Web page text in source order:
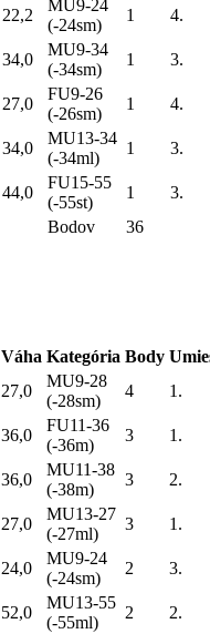
22,2
MU9-24
(-24sm)
1 4.
34,0
MU9-34
(-34sm)
1 3.
27,0
FU9-26
(-26sm)
1 4.
34,0
MU13-34
(-34ml)
1 3.
44,0
FU15-55
(-55st)
1
3.
Bodov 36
Váha Kategória Body
27,0
MU9-28
(-28sm)
4 1.
36,0
FU11-36
(-36m)
3 1.
36,0
MU11-38
(-38m)
3 2.
27,0
MU13-27
(-27ml)
3 1.
24,0
MU9-24
(-24sm)
2 3.
52,0
MU13-55
(-55ml)
2 2.